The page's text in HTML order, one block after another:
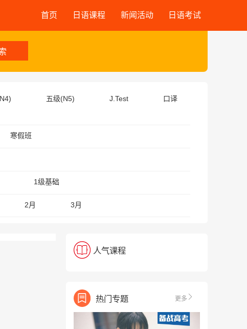
首页 日语课程 新闻活动 日语考试
五级(N5) J.Test
口译
寒假班
1级基础
2月 3月
人气课程
热门专题 更多